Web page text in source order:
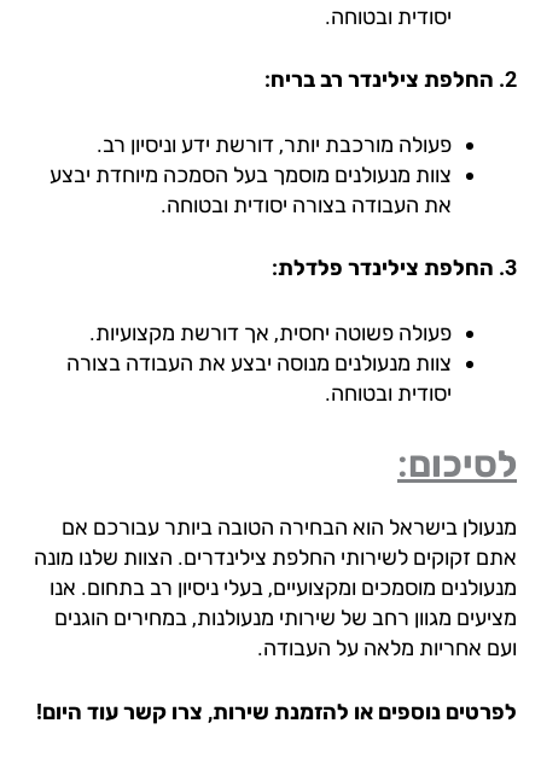
יסודית ובטוחה.
פעולה מורכבת יותר, דורשת ידע וניסיון רב.
צוות מנעולנים מוסמך בעל הסמכה מיוחדת יבצע
את העבודה בצורה יסודית ובטוחה.
פעולה פשוטה יחסית, אך דורשת מקצועיות.
צוות מנעולנים מנוסה יבצע את העבודה בצורה
יסודית ובטוחה.
בישראל הוא הבחירה הטובה ביותר עבורכם אם
זקוקים לשירותי החלפת צילינדרים. הצוות שלנו מונה
מוסמכים ומקצועיים, בעלי ניסיון רב בתחום. אנו
מגוון רחב של שירותי מנעולנות, במחירים הוגנים
אחריות מלאה על העבודה.
נוספים או להזמנת שירות, צרו קשר עוד היום!